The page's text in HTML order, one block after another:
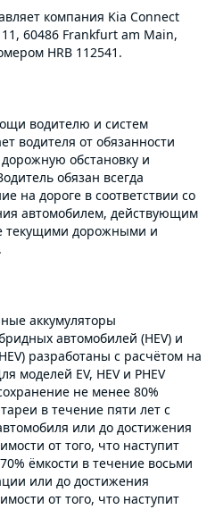
компания Kia Connect
60486 Frankfurt am Main,
HRB 112541.
водителю и систем
водителя от обязанности
обстановку и
обязан всегда
на дороге в соответствии со
автомобилем, действующим
текущими дорожными и
аккумуляторы
автомобилей (HEV) и
разработаны с расчётом на
моделей EV, HEV и PHEV
не менее 80%
в течение пяти лет с
или до достижения
от того, что наступит
ёмкости в течение восьми
или до достижения
от того, что наступит